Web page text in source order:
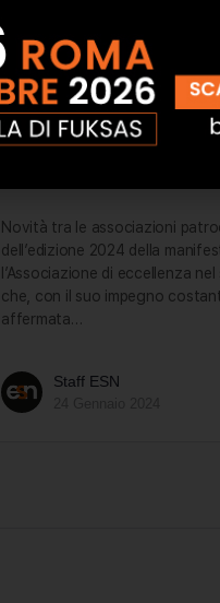
UNICEDIL patrocina
Novità tra le associazioni
dell’edizione 2024 della
l’Associazione di eccellenza
che, con il suo impegno
affermata…
Staff ESN